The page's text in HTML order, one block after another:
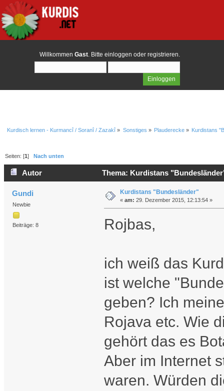
Willkommen Gast. Bitte einloggen oder registrieren.
Kurdisch lernen - Kurmancî / Soranî / Zazakî » Sonstiges » Plauderecke» Kurdistans
Seiten: [1]Nach unten
Autor Thema: Kurdistans
Gundi
Newbie
Beiträge: 8
Kurdistans "Bundesländer"
« am: 29. Dezember 2015, 12:13:54 »
Rojbas,
ich weiß das
ist welche
geben? Ich
Rojava etc. Wie
gehört das es
Aber im Internet
waren. Würden